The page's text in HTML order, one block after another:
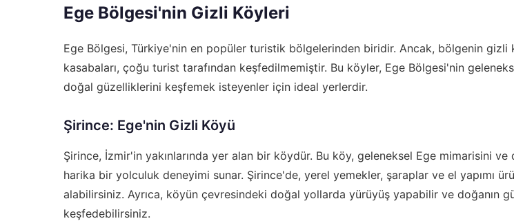
Ege Bölgesi'nin Gizli Köyleri
Ege Bölgesi, Türkiye'nin en popüler turistik bölgelerinden biridir. Ancak, bölgenin gizli
kasabaları, çoğu turist tarafından keşfedilmemiştir. Bu köyler, Ege Bölgesi'nin
doğal güzelliklerini keşfemek isteyenler için ideal yerlerdir.
Şirince: Ege'nin Gizli Köyü
Şirince, İzmir'in yakınlarında yer alan bir köydür. Bu köy, geleneksel Ege mimarisini
harika bir yolculuk deneyimi sunar. Şirince'de, yerel yemekler, şaraplar ve el yapımı
alabilirsiniz. Ayrıca, köyün çevresindeki doğal yollarda yürüyüş yapabilir ve doğanın
keşfedebilirsiniz.